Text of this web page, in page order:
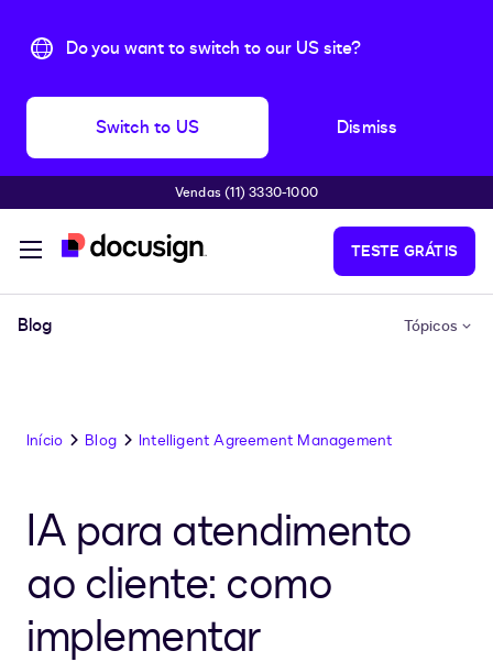
Do you want to switch to our US site?
Switch to US Dismiss
Pular para o conteúdo principal
Vendas (11) 3330-1000
TESTE GRÁTIS
Blog Tópicos
Início Blog Intelligent Agreement Management
IA para atendimento
ao cliente: como
implementar